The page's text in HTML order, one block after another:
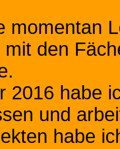
momentan
mit den
2016 habe
und
habe